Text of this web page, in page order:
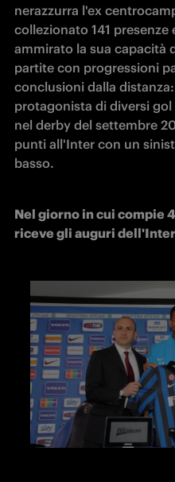
nerazzurra l'ex
collezionato 141
ammirato la sua capacità
partite con progressioni
conclusioni dalla
protagonista di diversi
nel derby del settembre
punti all'Inter con un
basso.
Nel giorno in cui compie
riceve gli auguri